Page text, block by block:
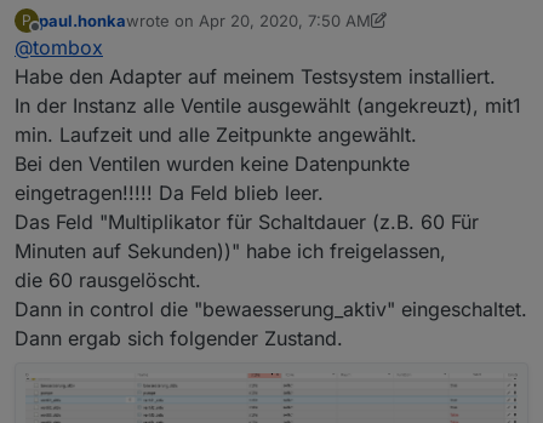
Schwellwert Meldung kommt nur noch wenn
Restzeiten über 59min werden korrekt angezeigt
P
Offline
paul.honkawrote on Apr 20, 2020, 7:50 AM
last edited by paul.honka Apr 20, 2020, 12:29 PM
@tombox
Habe den Adapter auf meinem Testsystem installiert.
In der Instanz alle Ventile ausgewählt (angekreuzt), mit1
min. Laufzeit und alle Zeitpunkte angewählt.
Bei den Ventilen wurden keine Datenpunkte
eingetragen!!!!! Da Feld blieb leer.
Das Feld "Multiplikator für Schaltdauer (z.B. 60 Für
Minuten auf Sekunden))" habe ich freigelassen,
die 60 rausgelöscht.
Dann in control die "bewaesserung_aktiv" eingeschaltet.
Dann ergab sich folgender Zustand.